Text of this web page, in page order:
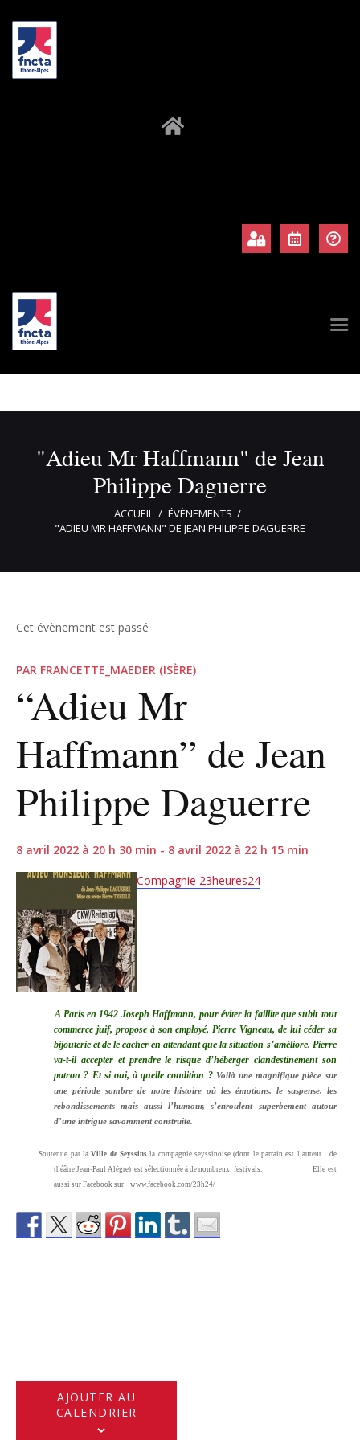
"Adieu Mr Haffmann" de Jean
Philippe Daguerre
ACCUEIL
ÉVÈNEMENTS
"ADIEU MR HAFFMANN" DE JEAN PHILIPPE DAGUERRE
Cet évènement est passé
PAR FRANCETTE_MAEDER (ISÈRE)
“Adieu Mr
Haffmann” de Jean
Philippe Daguerre
8 avril 2022 à 20 h 30 min - 8 avril 2022 à 22 h 15 min
Compagnie 23heures24
A Paris en 1942 Joseph Haffmann, pour éviter la faillite que subit tout
commerce juif, propose à son employé, Pierre Vigneau, de lui céder sa
bijouterie et de le cacher en attendant que la situation s’améliore. Pierre
va-t-il accepter et prendre le risque d’héberger clandestinement son
patron ? Et si oui, à quelle condition ? Voilà une magnifique pièce sur
une période sombre de notre histoire où les émotions, le suspense, les
rebondissements mais aussi l’humour, s’enroulent superbement autour
d’une intrigue savamment construite.
Soutenue par laVille de Seyssins la compagnie seyssinoise (dont le parrain est l’auteur de
théâtre Jean-Paul Alègre) est sélectionnée à de nombreux festivals. Elle est
aussi sur Facebook sur www.facebook.com/23h24/
AJOUTER AU
CALENDRIER